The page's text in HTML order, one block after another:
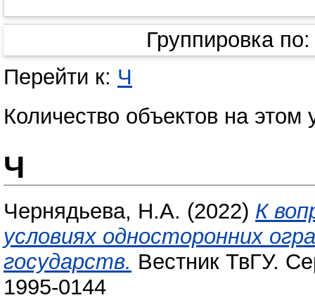
Группировка
Перейти к: Ч
Количество объектов на этом
Ч
Чернядьева, Н.А. (2022) К
условиях односторонних
государств. Вестник ТвГУ.
1995-0144